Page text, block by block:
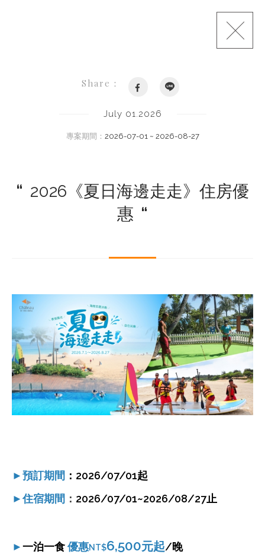
Share：
July 01.2026
專案期間： 2026-07-01 ~ 2026-08-27
“ 2026《夏日海邊走走》住房優
惠 “
►預訂期間 ：2026/07/01起
►住宿期間 ： 2026/07/01~2026/08/27止
►一泊一食優惠NT$6,500元起/晚